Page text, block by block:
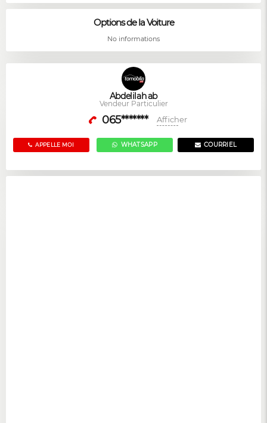
Options de la Voiture
No informations
Abdelilah ab
Vendeur Particulier
065******* Afficher
APPELLE MOI COURRIEL
WHATSAPP